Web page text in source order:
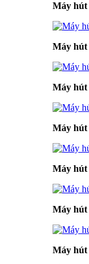
Máy hút
Máy hút
Máy
Máy hút
Máy hút
Máy hút
Máy hút